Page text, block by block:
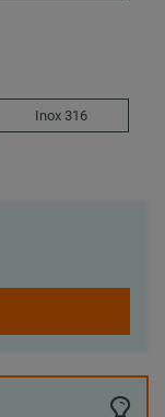
Inox 316